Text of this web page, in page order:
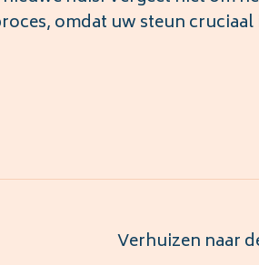
omdat uw steun
Verhuizen naar